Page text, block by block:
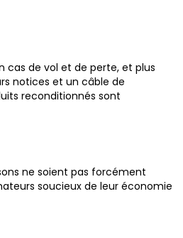
cas de vol et de perte, et plus
notices et un câble de
reconditionnés sont
ne soient pas forcément
soucieux de leur économie